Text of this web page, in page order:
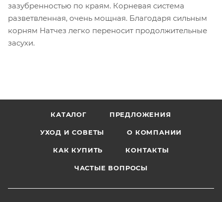
зазубренностью по краям. Корневая система
разветвленная, очень мощная. Благодаря сильным
корням Натчез легко переносит продолжительные
засухи.
КАТАЛОГ ПРЕДЛОЖЕНИЯ
УХОД И СОВЕТЫ О КОМПАНИИ
КАК КУПИТЬ КОНТАКТЫ
ЧАСТЫЕ ВОПРОСЫ